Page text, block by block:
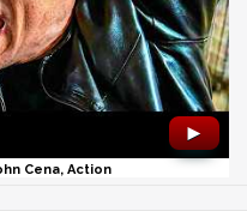
►
Cena, Action